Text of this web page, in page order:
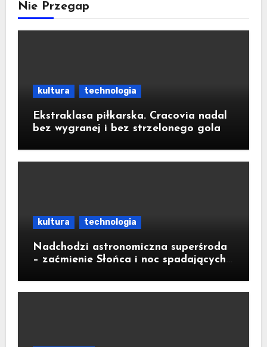
Nie Przegap
kultura technologia
Ekstraklasa piłkarska. Cracovia nadal
bez wygranej i bez strzelonego gola
kultura technologia
Nadchodzi astronomiczna superśroda
– zaćmienie Słońca i noc spadających